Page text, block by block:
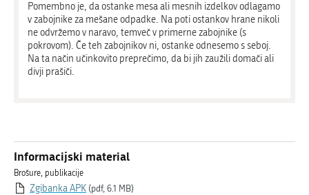
Pomembno je, da ostanke mesa ali mesnih izdelkov odlagamo
v zabojnike za mešane odpadke. Na poti ostankov hrane nikoli
ne odvržemo v naravo, temveč v primerne zabojnike (s
pokrovom). Če teh zabojnikov ni, ostanke odnesemo s seboj.
Na ta način učinkovito preprečimo, da bi jih zaužili domači ali
divji prašiči.
Informacijski material
Brošure, publikacije
Zgibanka APK (pdf, 6.1 MB)